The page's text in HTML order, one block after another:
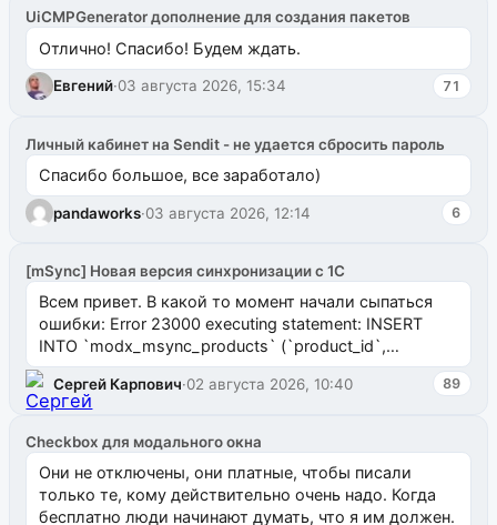
UiCMPGenerator дополнение для создания пакетов
Отлично! Спасибо! Будем ждать.
Евгений·03 августа 2026, 15:34 71
Личный кабинет на Sendit - не удается сбросить пароль
Спасибо большое, все заработало)
pandaworks·03 августа 2026, 12:14 6
[mSync] Новая версия синхронизации с 1С
Всем привет. В какой то момент начали сыпаться
ошибки: Error 23000 executing statement: INSERT
INTO `modx_msync_products` (`product_id`,
`uuid_1c`) VALUES ...
Сергей Карпович·02 августа 2026, 10:40 89
Checkbox для модального окна
Они не отключены, они платные, чтобы писали
только те, кому действительно очень надо. Когда
бесплатно люди начинают думать, что я им должен.